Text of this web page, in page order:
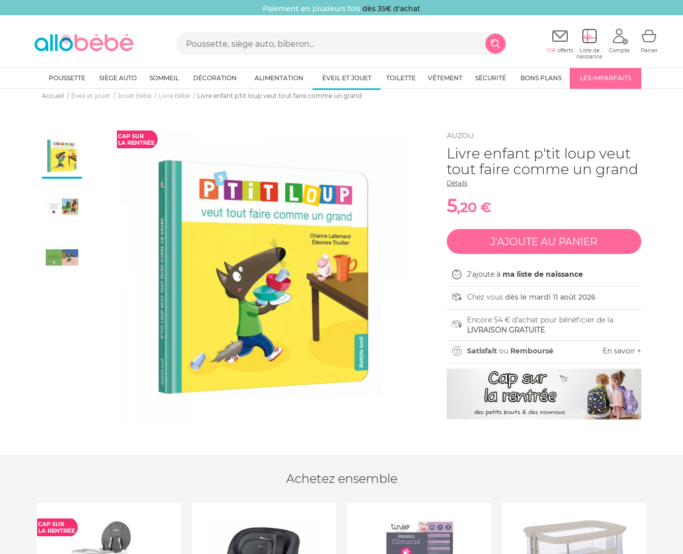
Paiement en plusieurs fois dès 35€ d'achat
10€ offerts
Liste de
naissance
Compte Panier
POUSSETTE SIÈGE AUTO SOMMEIL DÉCORATION ALIMENTATION ÉVEIL ET JOUET TOILETTE VÊTEMENT SÉCURITÉ BONS PLANS LES IMPARFAITS
Accueil Éveil et jouet Jouet bébé Livre bébé Livre enfant p'tit loup veut tout faire comme un grand
AUZOU
Livre enfant p'tit loup veut
tout faire comme un grand
Détails
5,20 €
J'ajoute à ma liste de naissance
Chez vous dès le mardi 11 août 2026
Encore 54 € d'achat pour bénéficier de la
LIVRAISON GRATUITE
Satisfaitou Remboursé En savoir +
Achetez ensemble